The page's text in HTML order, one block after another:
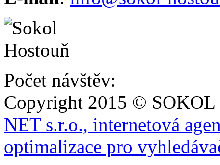
Počet návštěv:
Copyright 2015 ©
NET s.r.o., internetová
optimalizace pro